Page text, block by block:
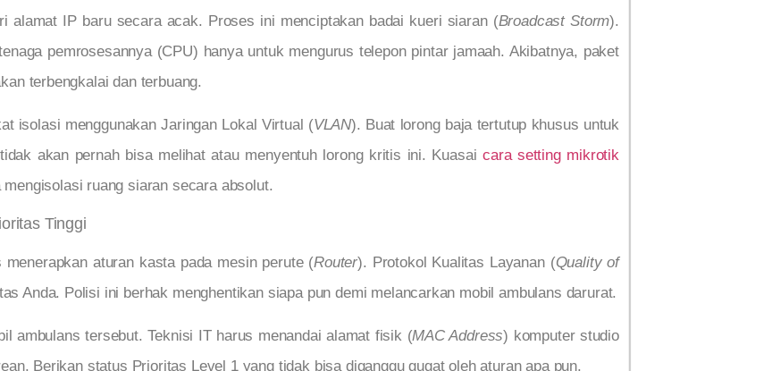
alamat IP baru secara acak. Proses ini menciptakan badai kueri siaran (Broadcast Storm).
pemrosesannya (CPU) hanya untuk mengurus telepon pintar jamaah. Akibatnya, paket
terbengkalai dan terbuang.
isolasi menggunakan Jaringan Lokal Virtual (VLAN). Buat lorong baja tertutup khusus untuk
akan pernah bisa melihat atau menyentuh lorong kritis ini. Kuasaicara setting mikrotik
ruang siaran secara absolut.
Tinggi
aturan kasta pada mesin perute (Router). Protokol Kualitas Layanan (Quality of
Anda. Polisi ini berhak menghentikan siapa pun demi melancarkan mobil ambulans darurat.
ambulans tersebut. Teknisi IT harus menandai alamat fisik (MAC Address) komputer studio
Berikan status Prioritas Level 1 yang tidak bisa diganggu gugat oleh aturan apa pun.